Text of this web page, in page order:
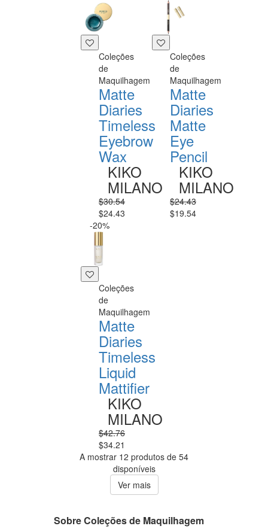
Coleções
de
Maquilhagem
Matte
Diaries
Timeless
Eyebrow
Wax
KIKO
MILANO
$30.54
$24.43
Coleções
de
Maquilhagem
Matte
Diaries
Matte
Eye
Pencil
KIKO
MILANO
$24.43
$19.54
-20%
Coleções
de
Maquilhagem
Matte
Diaries
Timeless
Liquid
Mattifier
KIKO
MILANO
$42.76
$34.21
A mostrar 12 produtos de 54
disponíveis
Ver mais
Sobre Coleções de Maquilhagem